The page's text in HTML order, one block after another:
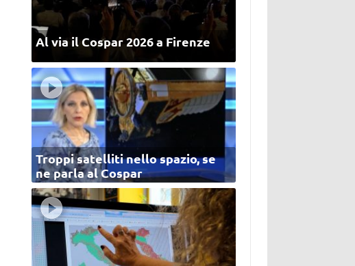
Al via il Cospar 2026 a Firenze
Troppi satelliti nello spazio, se
ne parla al Cospar